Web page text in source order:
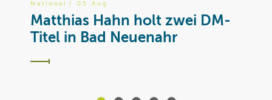
National / 05 Aug
Matthias Hahn holt zwei DM-
Titel in Bad Neuenahr